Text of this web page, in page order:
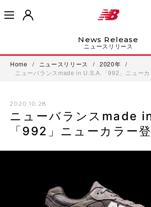
News Release
ニュースリリース
Home / ニュースリリース / 2020年
/
ニューバランスmade in U.S.A.「992」ニューカ
2020.10.28
ニューバランスmade
「992」ニューカラー